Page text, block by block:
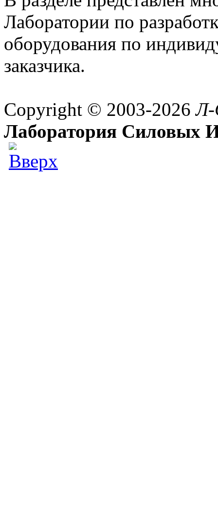
Лаборатории по
оборудования по
заказчика.
Copyright © 2003-2026
Лаборатория Силовых